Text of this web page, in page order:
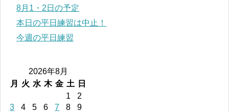
8月1・2日の予定
本日の平日練習は中止！
今週の平日練習
2026年8月
月
火 水 木 金 土
日
1
2
3
4 5 6 7 8
9